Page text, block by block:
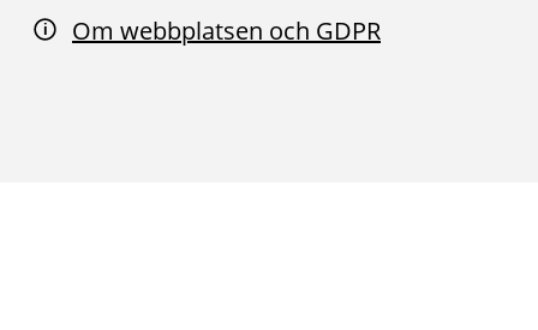
Om webbplatsen och GDPR